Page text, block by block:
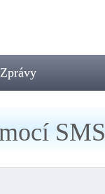
Zprávy
SMS